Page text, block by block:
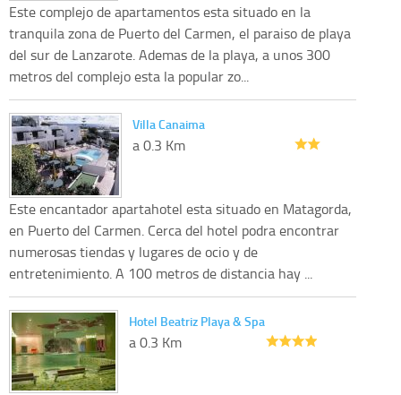
Este complejo de apartamentos esta situado en la
tranquila zona de Puerto del Carmen, el paraiso de playa
del sur de Lanzarote. Ademas de la playa, a unos 300
metros del complejo esta la popular zo...
Villa Canaima
a 0.3 Km
Este encantador apartahotel esta situado en Matagorda,
en Puerto del Carmen. Cerca del hotel podra encontrar
numerosas tiendas y lugares de ocio y de
entretenimiento. A 100 metros de distancia hay ...
Hotel Beatriz Playa & Spa
a 0.3 Km